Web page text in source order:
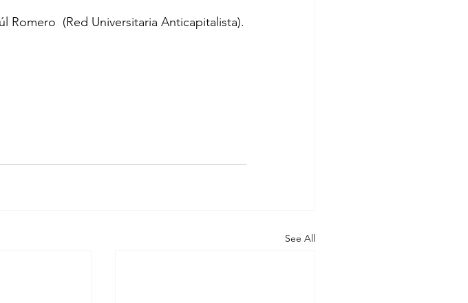
Romero  (Red Universitaria Anticapitalista).
See All